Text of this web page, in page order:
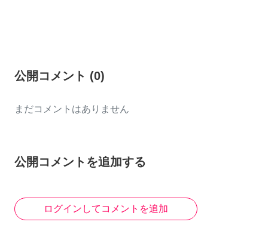
公開コメント (0)
まだコメントはありません
公開コメントを追加する
ログインしてコメントを追加